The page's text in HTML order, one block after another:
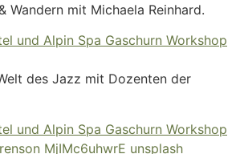
Wandern mit Michaela Reinhard.
des Jazz mit Dozenten der